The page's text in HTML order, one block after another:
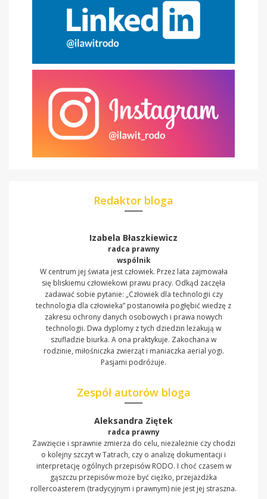
Redaktor bloga
Izabela Błaszkiewicz
radca prawny
wspólnik
W centrum jej świata jest człowiek. Przez lata zajmowała
się bliskiemu człowiekowi prawu pracy. Odkąd zaczęła
zadawać sobie pytanie: „Człowiek dla technologii czy
technologia dla człowieka” postanowiła pogłębić wiedzę z
zakresu ochrony danych osobowych i prawa nowych
technologii. Dwa dyplomy z tych dziedzin leżakują w
szufladzie biurka. A ona praktykuje. Zakochana w
rodzinie, miłośniczka zwierząt i maniaczka aerial yogi.
Pasjami podróżuje.
Zespół autorów bloga
Aleksandra Ziętek
radca prawny
Zawzięcie i sprawnie zmierza do celu, niezależnie czy chodzi
o kolejny szczyt w Tatrach, czy o analizę dokumentacji i
interpretację ogólnych przepisów RODO. I choć czasem w
gąszczu przepisów może być ciężko, przejażdżka
rollercoasterem (tradycyjnym i prawnym) nie jest jej straszna.